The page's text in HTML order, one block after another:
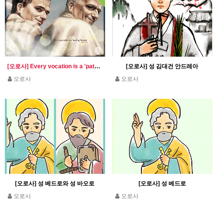
[오로사] Every vocation is a 'path of beauty' Pope Leo XIV
오로사
[오로사] 성 김대건 안드레아
오로사
[오로사] 성 베드로와 성 바오로
오로사
[오로사] 성 베드로
오로사